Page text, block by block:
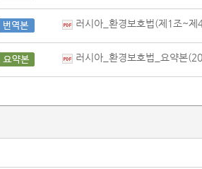
러시아_환경보호법(제1조~
러시아_환경보호법_요약본